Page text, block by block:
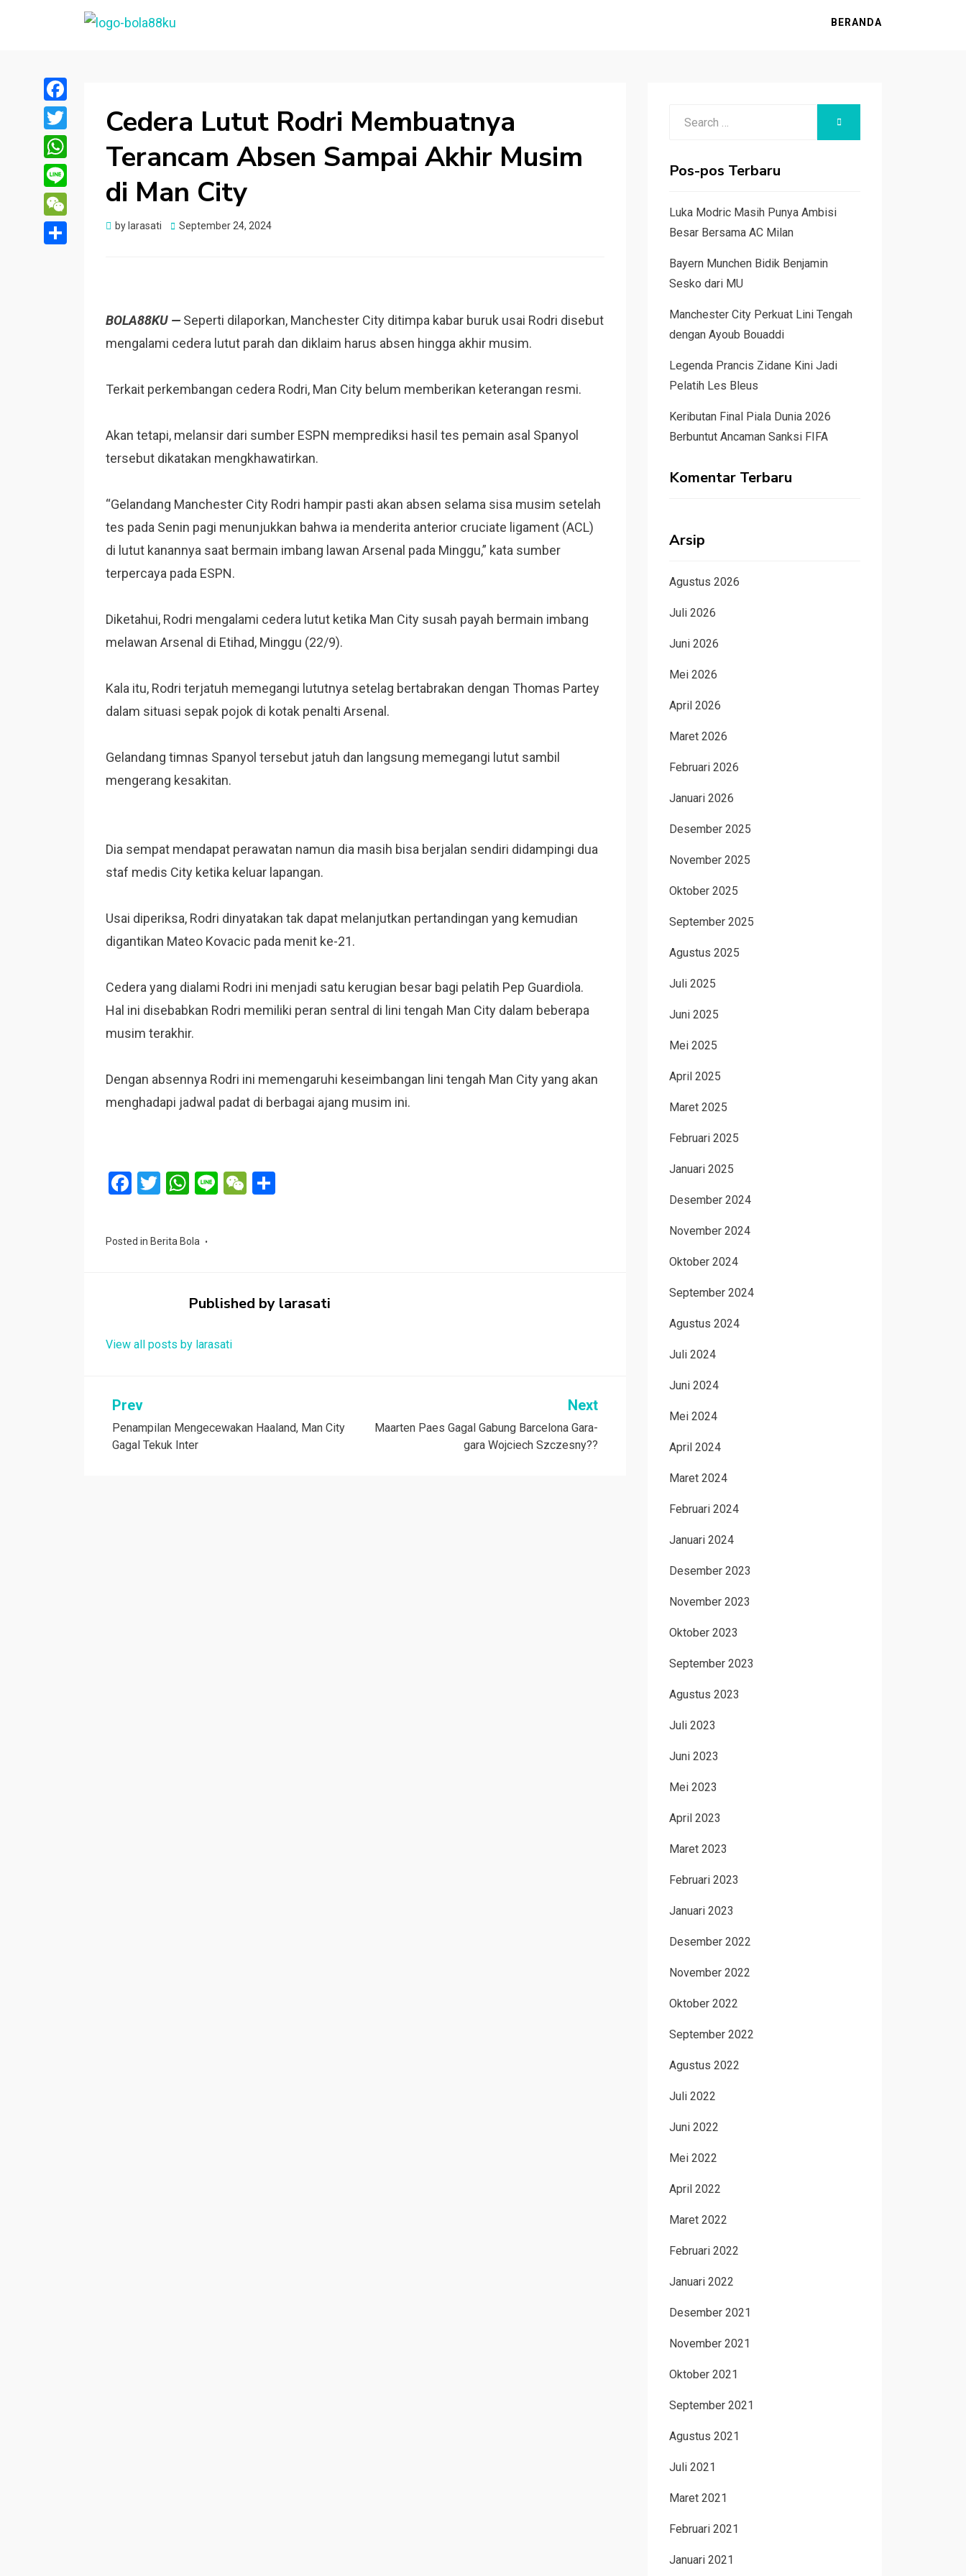
BERANDA
Cedera Lutut Rodri Membuatnya
Terancam Absen Sampai Akhir Musim
di Man City
by larasati
Posted
September 24, 2024
BOLA88KU — Seperti dilaporkan, Manchester City ditimpa kabar buruk usai Rodri disebut
mengalami cedera lutut parah dan diklaim harus absen hingga akhir musim.
Terkait perkembangan cedera Rodri, Man City belum memberikan keterangan resmi.
Akan tetapi, melansir dari sumber ESPN memprediksi hasil tes pemain asal Spanyol
tersebut dikatakan mengkhawatirkan.
“Gelandang Manchester City Rodri hampir pasti akan absen selama sisa musim setelah
tes pada Senin pagi menunjukkan bahwa ia menderita anterior cruciate ligament (ACL)
di lutut kanannya saat bermain imbang lawan Arsenal pada Minggu,” kata sumber
terpercaya pada ESPN.
Diketahui, Rodri mengalami cedera lutut ketika Man City susah payah bermain imbang
melawan Arsenal di Etihad, Minggu (22/9).
Kala itu, Rodri terjatuh memegangi lututnya setelag bertabrakan dengan Thomas Partey
dalam situasi sepak pojok di kotak penalti Arsenal.
Gelandang timnas Spanyol tersebut jatuh dan langsung memegangi lutut sambil
mengerang kesakitan.
Dia sempat mendapat perawatan namun dia masih bisa berjalan sendiri didampingi dua
staf medis City ketika keluar lapangan.
Usai diperiksa, Rodri dinyatakan tak dapat melanjutkan pertandingan yang kemudian
digantikan Mateo Kovacic pada menit ke-21.
Cedera yang dialami Rodri ini menjadi satu kerugian besar bagi pelatih Pep Guardiola.
Hal ini disebabkan Rodri memiliki peran sentral di lini tengah Man City dalam beberapa
musim terakhir.
Dengan absennya Rodri ini memengaruhi keseimbangan lini tengah Man City yang akan
menghadapi jadwal padat di berbagai ajang musim ini.
F
b
T
er
W
s
p
Li
W
Posted in Berita Bola
Published by larasati
View all posts by larasati
Navigasi
pos
Prev
Penampilan Mengecewakan Haaland, Man City
Gagal Tekuk Inter
Next
Maarten Paes Gagal Gabung Barcelona Gara-
gara Wojciech Szczesny??
Facebook
Twitter
WhatsApp
Line
WeChat
SEARCH
Pos-pos Terbaru
Luka Modric Masih Punya Ambisi
Besar Bersama AC Milan
Bayern Munchen Bidik Benjamin
Sesko dari MU
Manchester City Perkuat Lini Tengah
dengan Ayoub Bouaddi
Legenda Prancis Zidane Kini Jadi
Pelatih Les Bleus
Keributan Final Piala Dunia 2026
Berbuntut Ancaman Sanksi FIFA
Komentar Terbaru
Arsip
Agustus 2026
Juli 2026
Juni 2026
Mei 2026
April 2026
Maret 2026
Februari 2026
Januari 2026
Desember 2025
November 2025
Oktober 2025
September 2025
Agustus 2025
Juli 2025
Juni 2025
Mei 2025
April 2025
Maret 2025
Februari 2025
Januari 2025
Desember 2024
November 2024
Oktober 2024
September 2024
Agustus 2024
Juli 2024
Juni 2024
Mei 2024
April 2024
Maret 2024
Februari 2024
Januari 2024
Desember 2023
November 2023
Oktober 2023
September 2023
Agustus 2023
Juli 2023
Juni 2023
Mei 2023
April 2023
Maret 2023
Februari 2023
Januari 2023
Desember 2022
November 2022
Oktober 2022
September 2022
Agustus 2022
Juli 2022
Juni 2022
Mei 2022
April 2022
Maret 2022
Februari 2022
Januari 2022
Desember 2021
November 2021
Oktober 2021
September 2021
Agustus 2021
Juli 2021
Maret 2021
Februari 2021
Januari 2021